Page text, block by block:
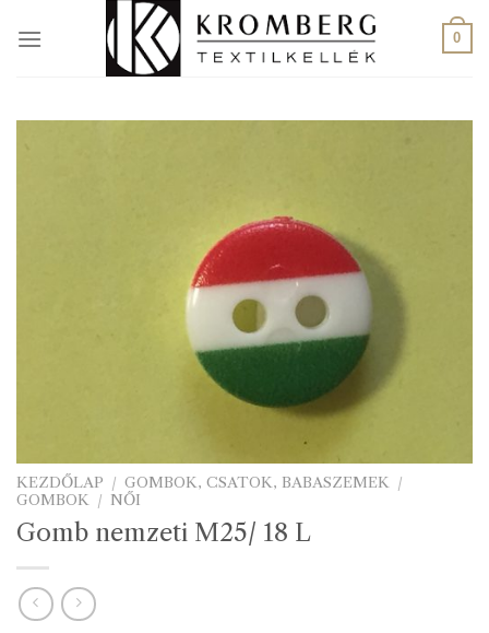
0
KEZDŐLAP / GOMBOK, CSATOK, BABASZEMEK /
GOMBOK / NŐI
Gomb nemzeti M25/ 18 L